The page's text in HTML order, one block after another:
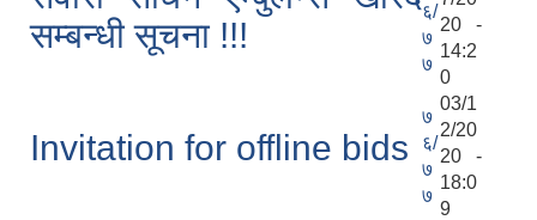
सम्बन्धी सूचना !!!
६/
७
७
20 -
14:2
0
Invitation for offline bids
७
६/
७
७
03/1
2/20
20 -
18:0
9